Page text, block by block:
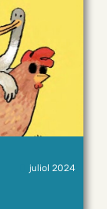
juliol 2024